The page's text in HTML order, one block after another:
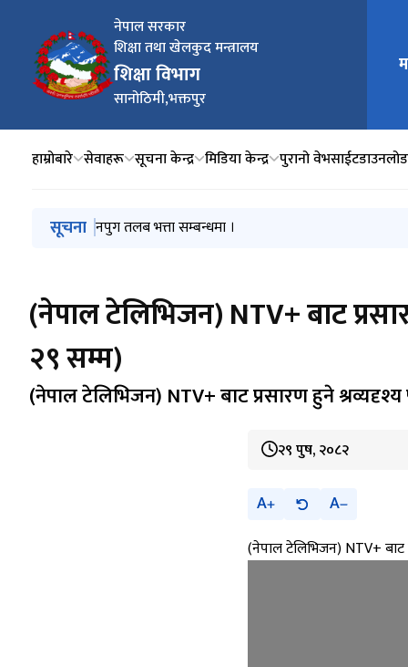
नेपाल सरकार
शिक्षा तथा खेलकुद मन्त्रालय
शिक्षा विभाग
सानोठिमी,भक्तपुर
मुख्य
हाम्रोबारे सेवाहरू सूचना केन्द्र मिडिया केन्द्र पुरानो वेभसाईट
मुख्य नेभिगेसनमा जानुहोस्
सूचना सूची दर्ता गराउने सम्बन्धि सूचना ।
सेवाकालिन तालिम सम्बन्धी सूचना ।
नपुग तलब भत्ता सम्बन्धमा ।
मनसुनजन्य विपद्को क्षति न्यूनीकरण तथा पुनर्लाभका लागि
IEMIS अद्यावधिक तथा सत्यापन गर्ने समय थप गरिएको
(नेपाल टेलिभिजन) NTV+ बाट
२९ सम्म)
(नेपाल टेलिभिजन) NTV+ बाट प्रसारण हुने
२९ पुष, २०८२
A A
(नेपाल टेलिभिजन) NTV+ बाट